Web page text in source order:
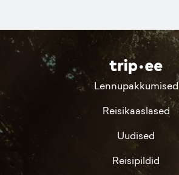
Lennupakkumised
Reisikaaslased
Uudised
Reisipildid